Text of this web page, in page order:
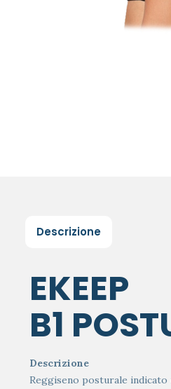
Descrizione
EKEEP
B1
Descrizione
Reggiseno posturale indicato